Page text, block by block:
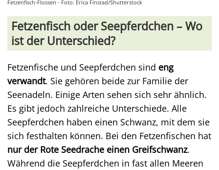
Fetzenfisch-Flossen - Foto: Erica Finstad/Shutterstock
Fetzenfisch oder Seepferdchen – Wo
ist der Unterschied?
Fetzenfische und Seepferdchen sind eng
verwandt. Sie gehören beide zur Familie der
Seenadeln. Einige Arten sehen sich sehr ähnlich.
Es gibt jedoch zahlreiche Unterschiede. Alle
Seepferdchen haben einen Schwanz, mit dem sie
sich festhalten können. Bei den Fetzenfischen hat
nur der Rote Seedrache einen Greifschwanz.
Während die Seepferdchen in fast allen Meeren